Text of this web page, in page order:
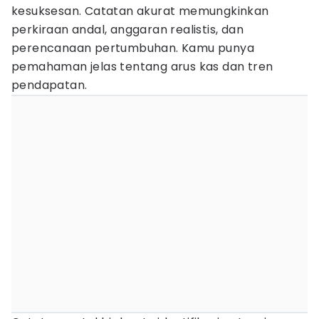
kesuksesan. Catatan akurat memungkinkan
perkiraan andal, anggaran realistis, dan
perencanaan pertumbuhan. Kamu punya
pemahaman jelas tentang arus kas dan tren
pendapatan.